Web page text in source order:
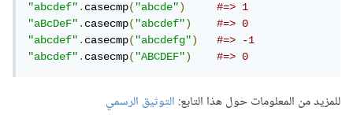
"abcdef".casecmp("abcde")
#=> 1
"aBcDeF".casecmp("abcdef")
#=> 0
"abcdef".casecmp("abcdefg")
#=> -1
"abcdef".casecmp("ABCDEF") #=> 0
للمزيد من المعلومات حول هذا التابع: التوثيق الرسمي